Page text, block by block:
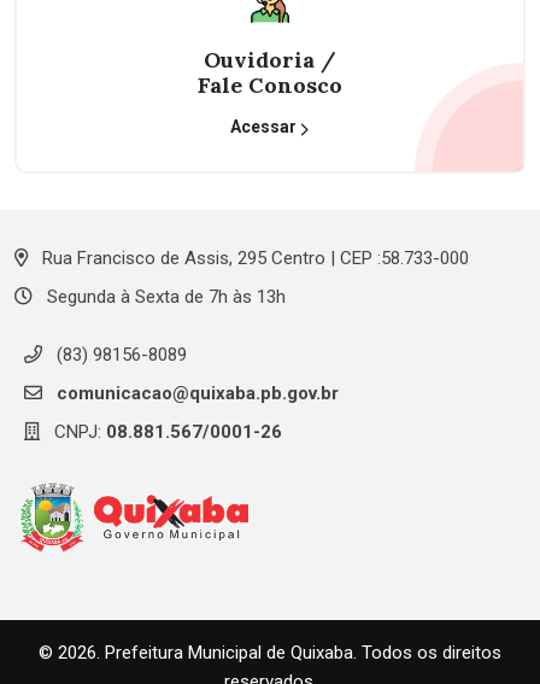
Ouvidoria /
Fale Conosco
Acessar
Rua Francisco de Assis, 295 Centro | CEP :58.733-000
Segunda à Sexta de 7h às 13h
(83) 98156-8089
comunicacao@quixaba.pb.gov.br
CNPJ: 08.881.567/0001-26
© 2026. Prefeitura Municipal de Quixaba. Todos os direitos